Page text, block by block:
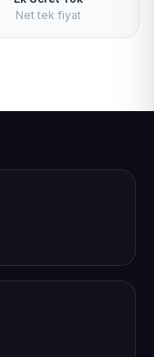
Net tek fiyat